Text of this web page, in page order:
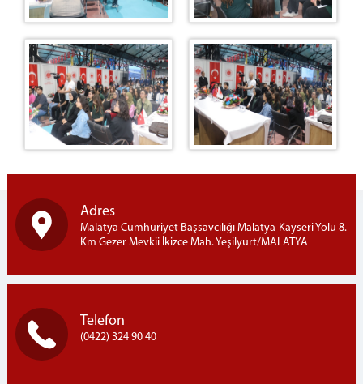
Adres
Malatya Cumhuriyet Başsavcılığı Malatya-Kayseri Yolu 8.
Km Gezer Mevkii İkizce Mah. Yeşilyurt/MALATYA
Telefon
(0422) 324 90 40